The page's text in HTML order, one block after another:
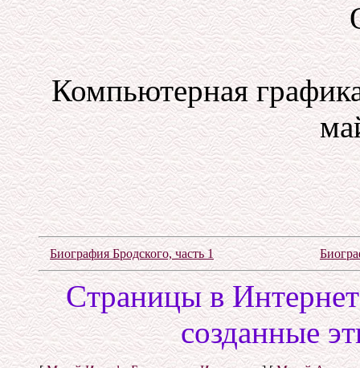
Компьютерная
Биография Бродского, часть 1
Cтраницы в
созданные